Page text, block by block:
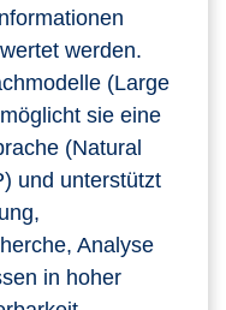
werden.
(Large
sie eine
(Natural
und unterstützt
Analyse
in hoher